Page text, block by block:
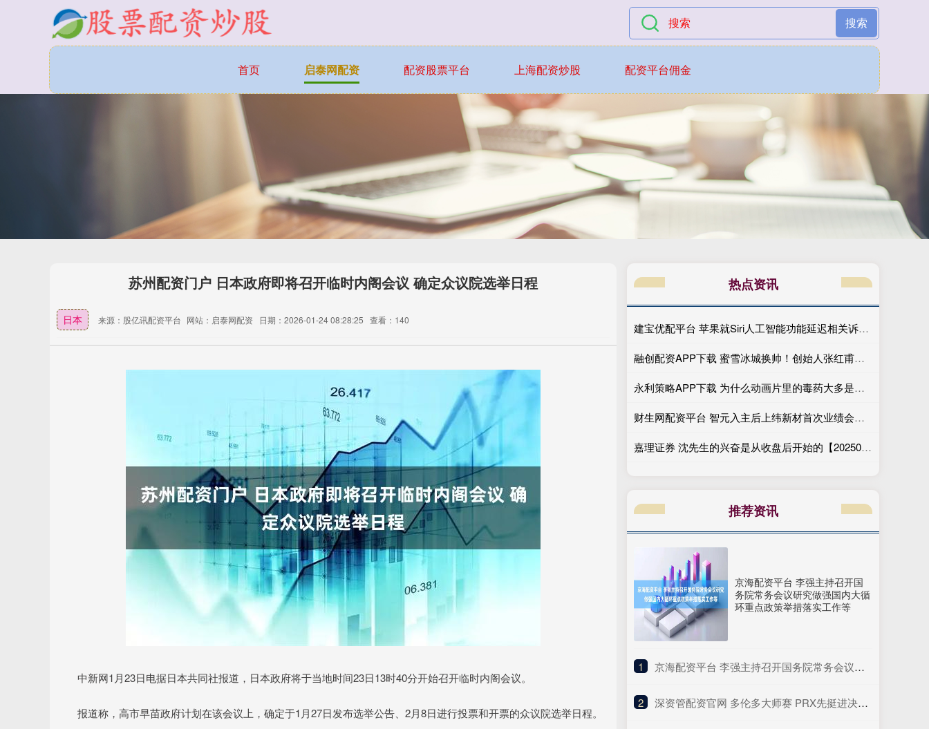
搜索
首页 启泰网配资 配资股票平台 上海配资炒股 配资平台佣金
苏州配资门户 日本政府即将召开临时内阁会议 确定众议院选举日程
日本 来源：股亿讯配资平台 网站：启泰网配资 日期：2026-01-24 08:28:25 查看：140
中新网1月23日电据日本共同社报道，日本政府将于当地时间23日13时40分开始召开临时内阁会议。
报道称，高市早苗政府计划在该会议上，确定于1月27日发布选举公告、2月8日进行投票和开票的众议院选举日程。
热点资讯
建宝优配平台 苹果就Siri人工智能功能延迟相关诉讼达成和解 重心转向人工智能的交付
融创配资APP下载 蜜雪冰城换帅！创始人张红甫卸任，35岁CFO接棒
永利策略APP下载 为什么动画片里的毒药大多是绿色的？
财生网配资平台 智元入主后上纬新材首次业绩会：承诺管理团队不会“大换血” 业务协同预期仍模糊
嘉理证券 沈先生的兴奋是从收盘后开始的【20250512】
推荐资讯
京海配资平台 李强主持召开国
务院常务会议研究做强国内大循
环重点政策举措落实工作等
1 ​京海配资平台 李强主持召开国务院常务会议研究做强国内大循环重点政策举措落实工作等
2 ​深资管配资官网 多伦多大师赛 PRX先挺进决赛 WOL和FNC将争夺最后一个名额_比分_双方_胜利